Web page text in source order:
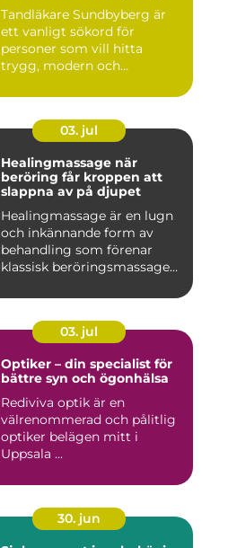
Tandläkare Sundbyberg är
ett vanligt sökord för
personer som vill hitta
trygg, modern och
03. jul
Healingmassage när
beröring får kroppen att
slappna av på djupet
Healingmassage är en lugn
och inkännande form av
behandling som förenar
klassisk beröringsmassage
03. jul
Optiker – din specialist för
bättre syn och ögonhälsa
Rediviva optik är en
välrenommerad och pålitlig
optiker belägen mitt i
Uppsala ...
30. jun